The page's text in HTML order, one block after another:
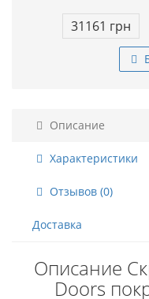
31161 грн
Описание
Характеристики
Отзывов (0)
Доставка
Описание
Doors